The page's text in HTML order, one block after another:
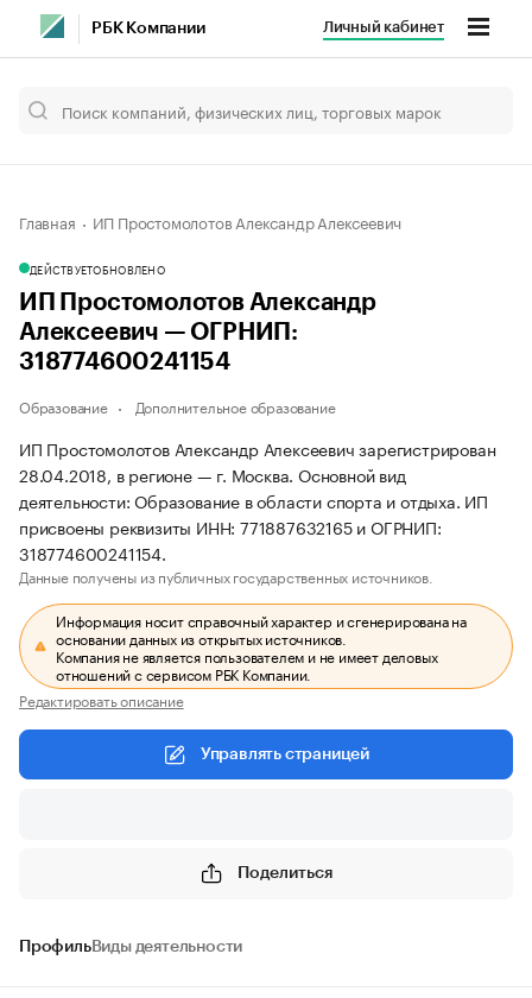
РБК Компании Личный кабинет
Главная ИП Простомолотов Александр Алексеевич
ДЕЙСТВУЕТОБНОВЛЕНО
ИП Простомолотов Александр
Алексеевич — ОГРНИП:
318774600241154
Образование Дополнительное образование
ИП Простомолотов Александр Алексеевич зарегистрирован
28.04.2018, в регионе — г. Москва. Основной вид
деятельности: Образование в области спорта и отдыха. ИП
присвоены реквизиты ИНН: 771887632165 и ОГРНИП:
318774600241154.
Данные получены из публичных государственных источников.
Информация носит справочный характер и сгенерирована на
основании данных из открытых источников.
Компания не является пользователем и не имеет деловых
отношений с сервисом РБК Компании.
Редактировать описание
Управлять страницей
Поделиться
ПрофильВиды деятельности